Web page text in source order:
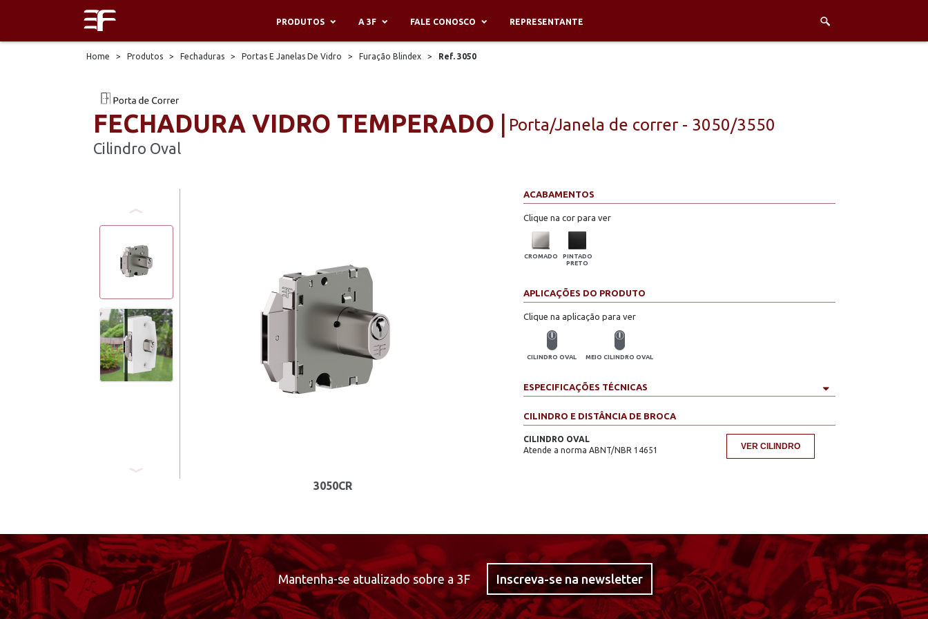
PRODUTOS A 3F FALE CONOSCO REPRESENTANTE
Home > Produtos> Fechaduras> Portas E Janelas De Vidro > Furação Blindex > Ref. 3050
FECHADURA VIDRO TEMPERADO Porta/Janela de correr - 3050/3550
Cilindro Oval
3050CR
ACABAMENTOS
Clique na cor para ver
CROMADO
PINTADO
PRETO
APLICAÇÕES DO PRODUTO
Clique na aplicação para ver
CILINDRO OVAL MEIO CILINDRO OVAL
ESPECIFICAÇÕES TÉCNICAS
CILINDRO E DISTÂNCIA DE BROCA
CILINDRO OVAL
Atende a norma ABNT/NBR 14651
VER CILINDRO
Mantenha-se atualizado sobre a 3F Inscreva-se na newsletter